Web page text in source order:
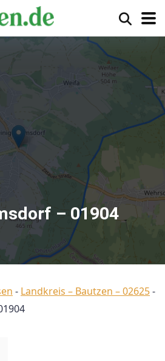
– 01904
- Landkreis – Bautzen – 02625-